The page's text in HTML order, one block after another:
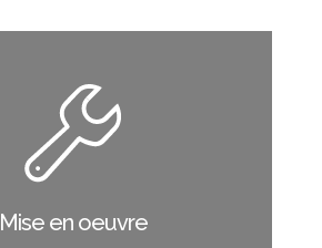
Mise en oeuvre